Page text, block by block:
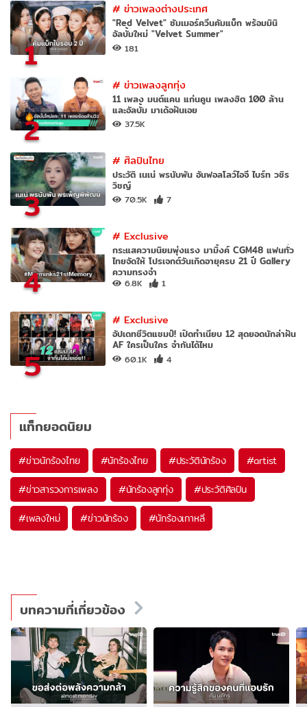
1
#ข่าวเพลงต่างประเทศ
"Red Velvet" ซัมเมอร์ควีนคัมแบ็ก พร้อมมินิ
อัลบั้มใหม่ "Velvet Summer"
181
2
#ข่าวเพลงลูกทุ่ง
11 เพลง มนต์แคน แก่นคูน เพลงฮิต 100 ล้าน
และอัลบั้ม มาเด้อฝันเอย
37.5K
3
#ศิลปินไทย
ประวัติ เนเน่ พรนับพัน อันฟอลโลว์ไอจี ไบร์ท วชิร
วิชญ์
70.5K 7
4
#Exclusive
กระแสความนิยมพุ่งแรง มามิ้งค์ CGM48 แฟนทั่ว
ไทยจัดให้ โปรเจกต์วันเกิดอายุครบ 21 ปี Gallery
ความทรงจำ
6.8K 1
5
#Exclusive
อัปเดทชีวิตแชมป์! เปิดทำเนียบ 12 สุดยอดนักล่าฝัน
AF ใครเป็นใคร จำกันได้ไหม
60.1K 4
แท็กยอดนิยม
#ข่าวนักร้องไทย #นักร้องไทย #ประวัตินักร้อง #artist
#ข่าวสารวงการเพลง #นักร้องลูกทุ่ง #ประวัติศิลปิน
#เพลงใหม่ #ข่าวนักร้อง #นักร้องเกาหลี
บทความที่เกี่ยวข้อง